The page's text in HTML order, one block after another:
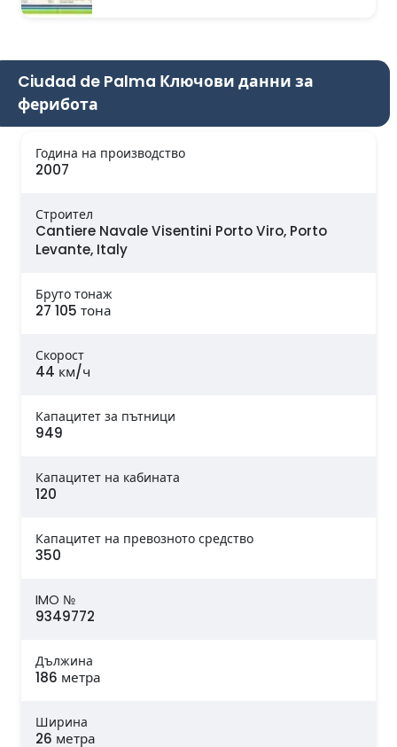
Ciudad de Palma Ключови данни за
ферибота
Година на производство
2007
Строител
Cantiere Navale Visentini Porto Viro, Porto
Levante, Italy
Бруто тонаж
27 105 тона
Скорост
44 км/ч
Капацитет за пътници
949
Капацитет на кабината
120
Капацитет на превозното средство
350
IMO №
9349772
Дължина
186 метра
Ширина
26 метра